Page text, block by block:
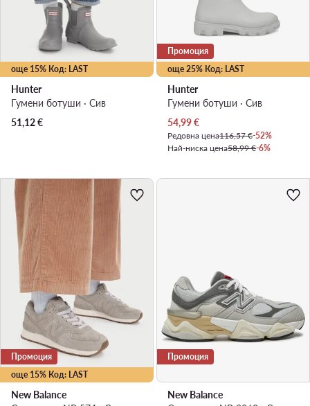
още 15% Код: LAST
Hunter
Гумени ботуши · Сив
51,12€
още 25% Код: LAST
Промоция
Hunter
Гумени ботуши · Сив
Актуална цена
54,99€
Редовна цена116,57 €-52%
Най-ниска цена58,99 €-6%
още 15% Код: LAST
Промоция
New Balance
Промоция
New Balance